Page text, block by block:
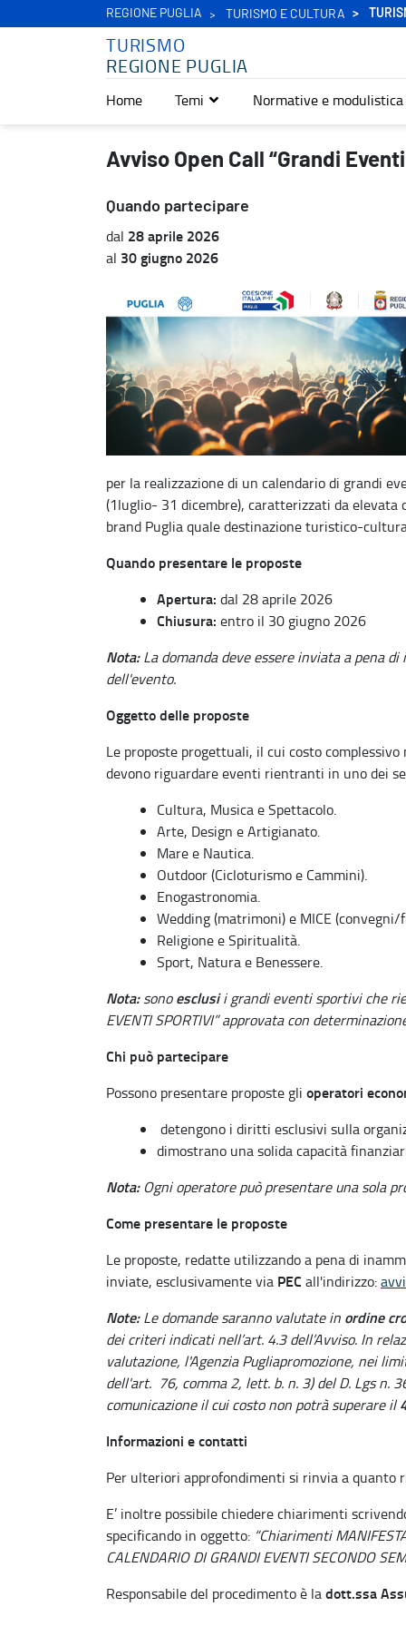
REGIONE PUGLIA TURISMO E CULTURA
TURISMO
REGIONE PUGLIA
Home Temi Normative e modulistica
Avviso Open Call “Grandi Eventi Secondo Semestre 2026” -
Avviso Open Call “Grandi
Quando partecipare
dal 28 aprile 2026
al 30 giugno 2026
per la realizzazione di un calendario di grandi
(1luglio- 31 dicembre), caratterizzati da
brand Puglia quale destinazione turistico-
Quando presentare le proposte
Apertura: dal 28 aprile 2026
Chiusura: entro il 30 giugno 2026
Nota:La domanda deve essere inviata a pena
dell'evento.
Oggetto delle proposte
Le proposte progettuali, il cui costo
devono riguardare eventi rientranti in uno dei
Cultura, Musica e Spettacolo.
Arte, Design e Artigianato.
Mare e Nautica.
Outdoor (Cicloturismo e Cammini).
Enogastronomia.
Wedding (matrimoni) e MICE (convegni/
Religione e Spiritualità.
Sport, Natura e Benessere.
Nota:sonoesclusii grandi eventi sportivi che
EVENTI SPORTIVI” approvata con
Chi può partecipare
Possono presentare proposte gli operatori
detengono i diritti esclusivi sulla
dimostrano una solida capacità
Nota: Ogni operatore può presentare una sola
Come presentare le proposte
Le proposte, redatte utilizzando a pena di
inviate, esclusivamente via PEC all'indirizzo:
Note:Le domande saranno valutate in ordine
dei criteri indicati nell’art. 4.3 dell’Avviso. In
valutazione, l'Agenzia Pugliapromozione, nei
dell'art. 76, comma 2, lett. b. n. 3) del D. Lgs n.
comunicazione il cui costo non potrà superare il
Informazioni e contatti
Per ulteriori approfondimenti si rinvia a quanto
E’ inoltre possibile chiedere chiarimenti
specificando in oggetto: “Chiarimenti
CALENDARIO DI GRANDI EVENTI SECONDO
Responsabile del procedimento è ladott.ssa